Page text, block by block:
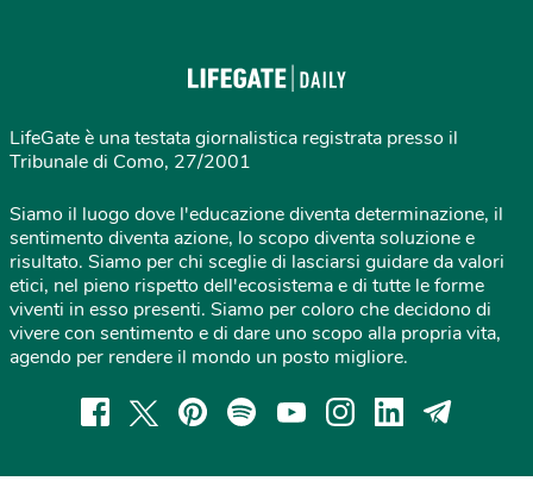
LifeGate è una testata giornalistica registrata presso il
Tribunale di Como, 27/2001
Siamo il luogo dove l'educazione diventa determinazione, il
sentimento diventa azione, lo scopo diventa soluzione e
risultato. Siamo per chi sceglie di lasciarsi guidare da valori
etici, nel pieno rispetto dell'ecosistema e di tutte le forme
viventi in esso presenti. Siamo per coloro che decidono di
vivere con sentimento e di dare uno scopo alla propria vita,
agendo per rendere il mondo un posto migliore.